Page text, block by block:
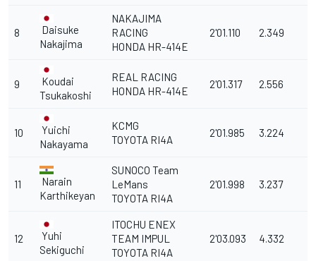
8
Daisuke
Nakajima
NAKAJIMA
RACING
HONDA HR-414E
2'01.110 2.349
9
Koudai
Tsukakoshi
REAL RACING
HONDA HR-414E
2'01.317 2.556
10
Yuichi
Nakayama
KCMG
TOYOTA RI4A
2'01.985 3.224
11
Narain
Karthikeyan
SUNOCO Team
LeMans
TOYOTA RI4A
2'01.998 3.237
12
Yuhi
Sekiguchi
ITOCHU ENEX
TEAM IMPUL
TOYOTA RI4A
2'03.093 4.332